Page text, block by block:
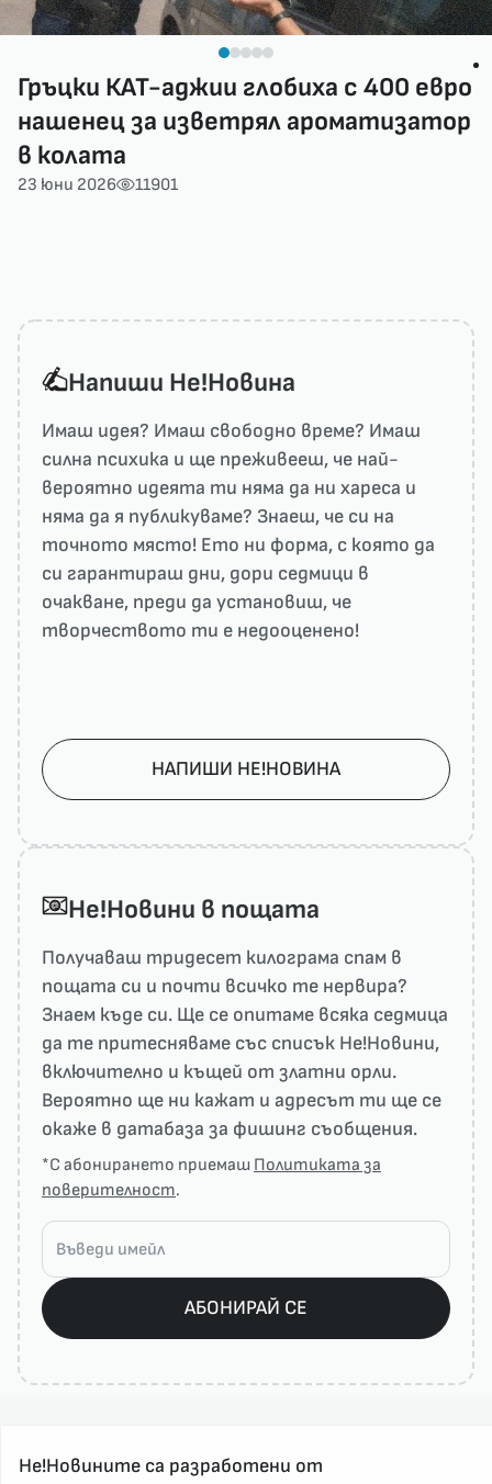
Гръцки КАТ-аджии глобиха с 400 евро
нашенец за изветрял ароматизатор
в колата
23 юни 2026 11901
Напиши He!Новина
Имаш идея? Имаш свободно време? Имаш
силна психика и ще преживееш, че най-
вероятно идеята ти няма да ни харесa и
няма да я публикуваме? Знаеш, че си на
точното място! Ето ни форма, с която да
си гарантираш дни, дори седмици в
очакване, преди да установиш, че
творчеството ти е недооценено!
НАПИШИ НЕ!НОВИНА
He!Новини в пощата
Получаваш тридесет килограма спам в
пощата си и почти всичко те нервира?
Знаем къде си. Ще се опитаме всяка седмица
да те притесняваме със списък He!Новини,
включително и къщей от златни орли.
Вероятно ще ни кажат и адресът ти ще се
окаже в датабаза за фишинг съобщения.
*С абонирането приемаш Политиката за
поверителност.
АБОНИРАЙ СЕ
Не!Новините са разработени от